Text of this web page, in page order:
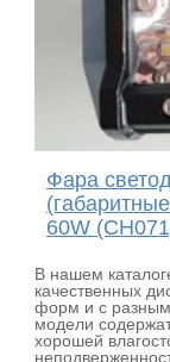
Фара
60W
В нашем
качественных
форм и с разным
модели
хорошей